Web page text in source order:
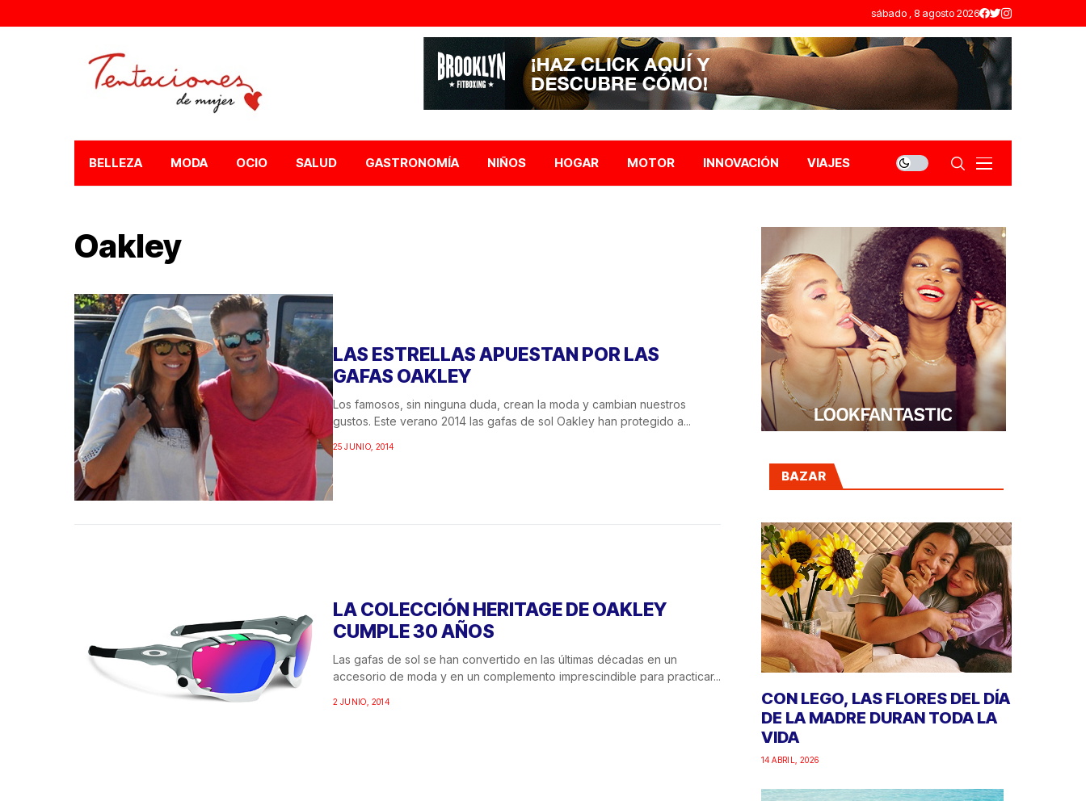
sábado , 8 agosto 2026
BELLEZA MODA OCIO SALUD GASTRONOMÍA NIÑOS HOGAR MOTOR INNOVACIÓN VIAJES
Oakley
LAS ESTRELLAS APUESTAN POR LAS
GAFAS OAKLEY
Los famosos, sin ninguna duda, crean la moda y cambian nuestros
gustos. Este verano 2014 las gafas de sol Oakley han protegido a...
25 JUNIO, 2014
LA COLECCIÓN HERITAGE DE OAKLEY
CUMPLE 30 AÑOS
Las gafas de sol se han convertido en las últimas décadas en un
accesorio de moda y en un complemento imprescindible para practicar...
2 JUNIO, 2014
BAZAR
CON LEGO, LAS FLORES DEL DÍA
DE LA MADRE DURAN TODA LA
VIDA
14 ABRIL, 2026